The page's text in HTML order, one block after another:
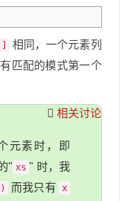
相同，一个元素列
匹配的模式第一个
相关讨论
元素时，即
" xs " 时，我
而我只有 x